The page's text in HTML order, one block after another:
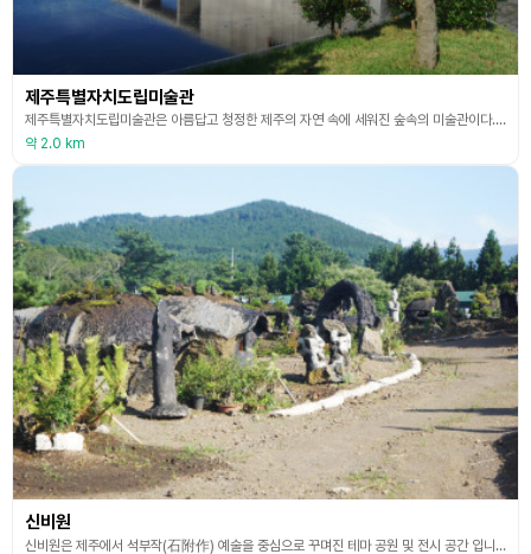
제주특별자치도립미술관
제주특별자치도립미술관은 아름답고 청정한 제주의 자연 속에 세워진 숲속의 미술관이다. 미술관에 제주의 전통문화에 바탕을 둔 문화 예술의 역사를 오롯이 담아내었다. 제주 미술사는 물론 세계 미술사, 세계 미술의 흐름까지 함께 조망해 볼 수 있도록 전시를 꾸몄다.
약 2.0 km
신비원
신비원은 제주에서 석부작(石附作) 예술을 중심으로 꾸며진 테마 공원 및 전시 공간 입니다